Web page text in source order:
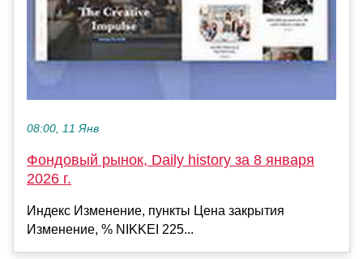
08:00, 11 Янв
Фондовый рынок, Daily history за 8 января
2026 г.
Индекс Изменение, пункты Цена закрытия
Изменение, % NIKKEI 225...